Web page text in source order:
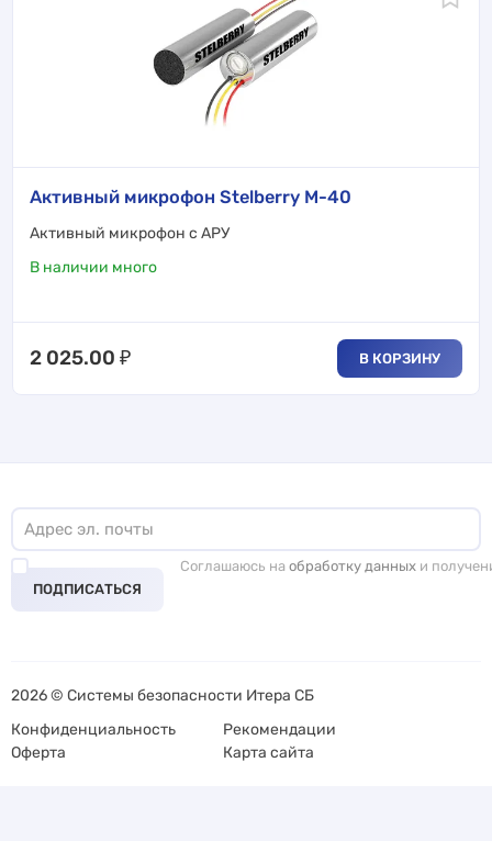
Активный микрофон Stelberry M-40
Активный микрофон с АРУ
В наличии много
2 025.00 ₽ В КОРЗИНУ
ПОДПИСАТЬСЯ
Соглашаюсь на обработку данных и
2026 © Системы безопасности Итера СБ
Конфиденциальность
Рекомендации
Оферта
Карта сайта